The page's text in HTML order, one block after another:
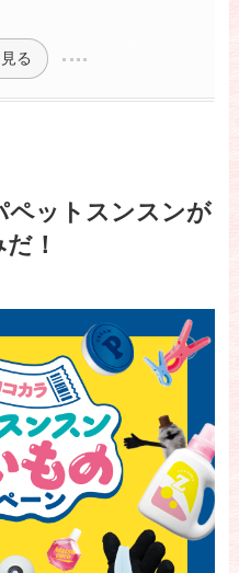
る
ペットスンスンが
！